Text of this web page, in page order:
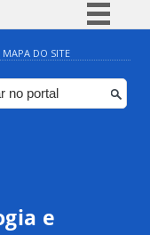
Simplifique!
BR
Participe
MAPA DO SITE
e